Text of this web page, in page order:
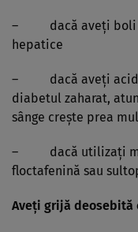
– dacă aveţi boli
hepatice
– dacă aveţi
diabetul zaharat,
sânge creşte prea
– dacă utilizaţi
floctafenină sau
Aveţi grijă